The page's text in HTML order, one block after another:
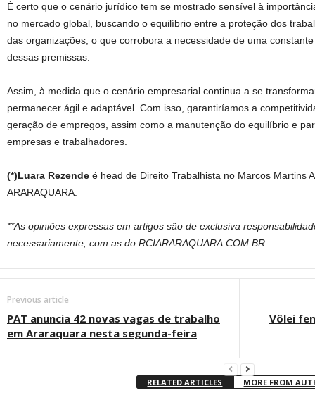
É certo que o cenário jurídico tem se mostrado sensível à
no mercado global, buscando o equilíbrio entre a proteção dos
das organizações, o que corrobora a necessidade de uma
dessas premissas.
Assim, à medida que o cenário empresarial continua a se
permanecer ágil e adaptável. Com isso, garantiríamos a
geração de empregos, assim como a manutenção do equilíbrio e
empresas e trabalhadores.
(*)Luara Rezende é head de Direito Trabalhista no Marcos Martins
ARARAQUARA.
**As opiniões expressas em artigos são de exclusiva
necessariamente, com as do RCIARARAQUARA.COM.BR
Previous article
PAT anuncia 42 novas vagas de trabalho
em Araraquara nesta segunda-feira
Vôlei
RELATED ARTICLES MORE FROM